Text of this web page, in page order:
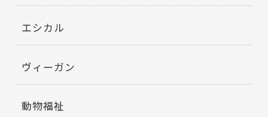
エシカル
ヴィーガン
動物福祉